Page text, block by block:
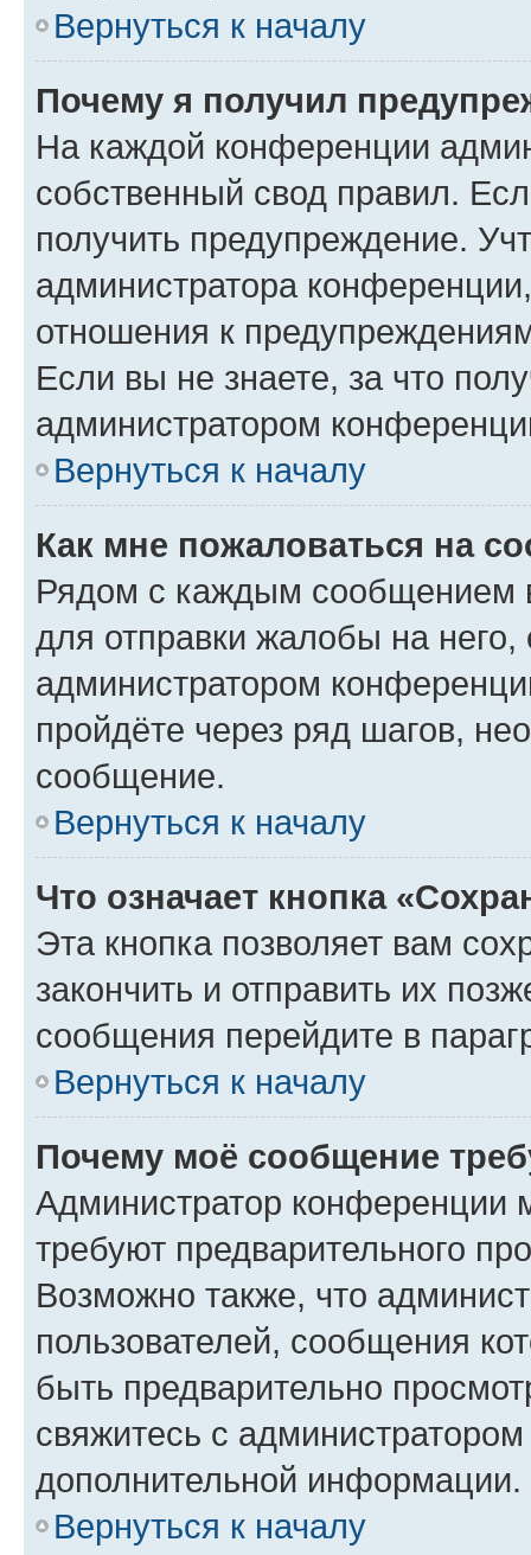
Вернуться к началу
Почему я получил
На каждой конференции
собственный свод правил.
получить предупреждение.
администратора
отношения к
Если вы не знаете, за что
администратором
Вернуться к началу
Как мне пожаловаться на
Рядом с каждым сообщением
для отправки жалобы на
администратором
пройдёте через ряд шагов,
сообщение.
Вернуться к началу
Что означает кнопка
Эта кнопка позволяет вам
закончить и отправить их
сообщения перейдите в
Вернуться к началу
Почему моё сообщение
Администратор конференции
требуют предварительного
Возможно также, что
пользователей, сообщения
быть предварительно
свяжитесь с
дополнительной информации.
Вернуться к началу